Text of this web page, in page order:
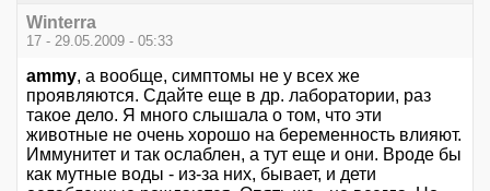
Winterra
17 - 29.05.2009 - 05:33
ammy, а вообще, симптомы не у всех же
проявляются. Сдайте еще в др. лаборатории, раз
такое дело. Я много слышала о том, что эти
животные не очень хорошо на беременность влияют.
Иммунитет и так ослаблен, а тут еще и они. Вроде бы
как мутные воды - из-за них, бывает, и дети